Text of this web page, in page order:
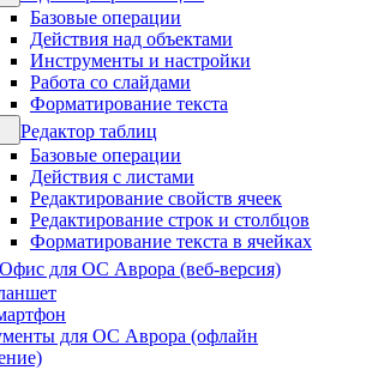
Базовые операции
Действия над объектами
Инструменты и настройки
Работа со слайдами
Форматирование текста
Редактор таблиц
Базовые операции
Действия с листами
Редактирование свойств ячеек
Редактирование строк и столбцов
Форматирование текста в ячейках
для ОС Аврора (веб-версия)
для ОС Аврора (офлайн